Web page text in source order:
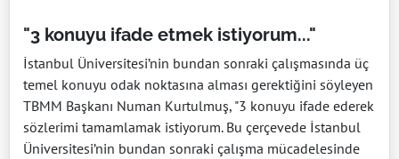
"3 konuyu ifade etmek istiyorum..."
İstanbul Üniversitesi’nin bundan sonraki çalışmasında üç
temel konuyu odak noktasına alması gerektiğini söyleyen
TBMM Başkanı Numan Kurtulmuş, "3 konuyu ifade ederek
sözlerimi tamamlamak istiyorum. Bu çerçevede İstanbul
Üniversitesi’nin bundan sonraki çalışma mücadelesinde